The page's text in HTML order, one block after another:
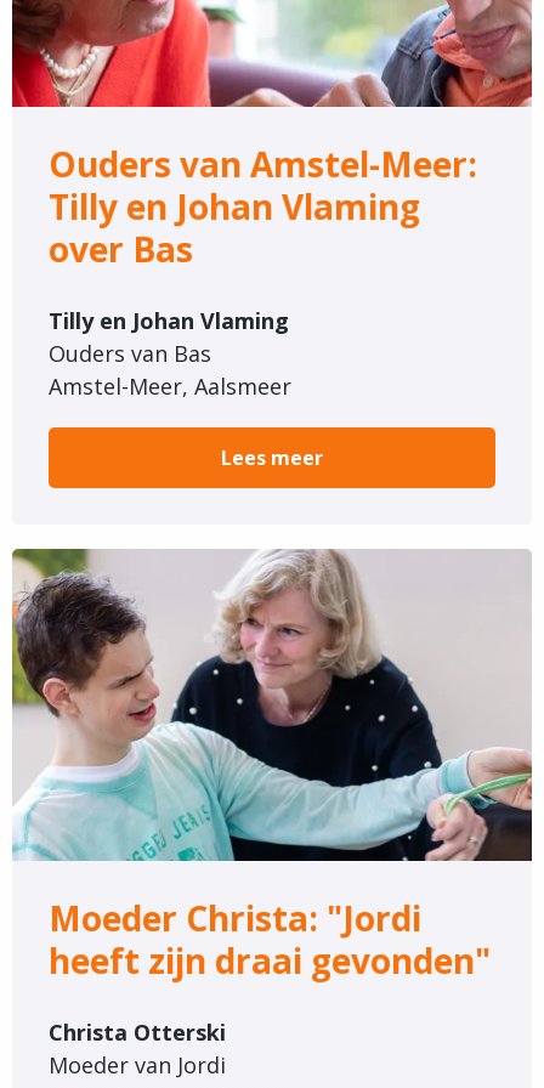
Ouders van Amstel-Meer:
Tilly en Johan Vlaming
over Bas
Tilly en Johan Vlaming
Ouders van Bas
Amstel-Meer, Aalsmeer
Lees meer
Meer:
Tilly
en
Johan
over
Moeder Christa: "Jordi
heeft zijn draai gevonden"
Christa Otterski
Moeder van Jordi
Lees
meer
over
Moeder
Christa:
"Jordi
heeft
zijn
draai
gevonden"